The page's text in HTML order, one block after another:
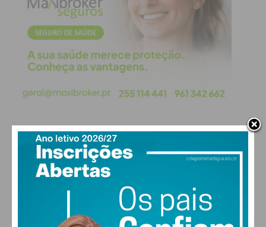
PAÇOS DE FERREIRA
17°
86% humidade
vento: 1m/s ESE
MAX 17 • MIN 17